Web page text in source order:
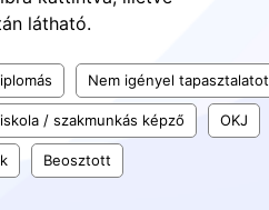
látható.
Nem igényel tapasztalatot
/ szakmunkás képző OKJ
Beosztott